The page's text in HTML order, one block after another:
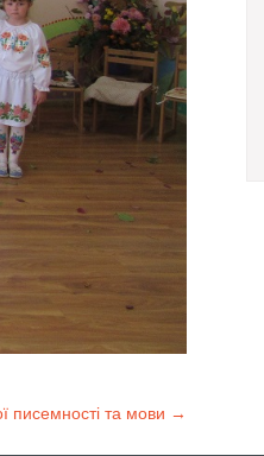
писемності та мови →